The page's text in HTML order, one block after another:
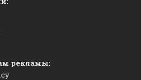
рекламы: